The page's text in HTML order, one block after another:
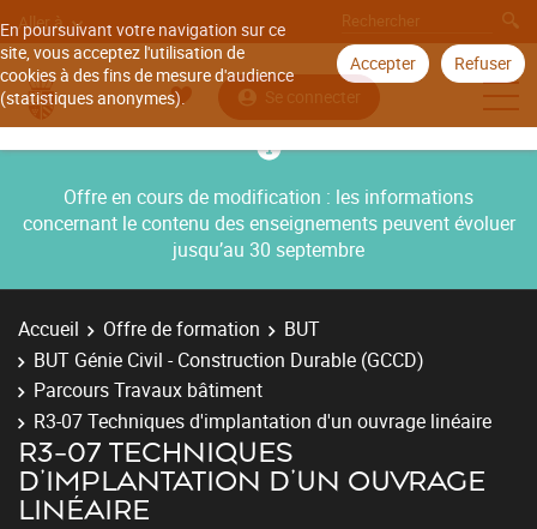
En poursuivant votre navigation sur ce
site, vous acceptez l'utilisation de
cookies à des fins de mesure d'audience
(statistiques anonymes).
Accepter Refuser
Aller à
Se connecter
Offre en cours de modification : les informations
concernant le contenu des enseignements peuvent évoluer
jusqu’au 30 septembre
Accueil Offre de formation
BUT
BUT Génie Civil - Construction Durable (GCCD)
Parcours Travaux bâtiment
R3-07 Techniques d'implantation d'un ouvrage linéaire
R3-07 TECHNIQUES
D'IMPLANTATION D'UN OUVRAGE
LINÉAIRE